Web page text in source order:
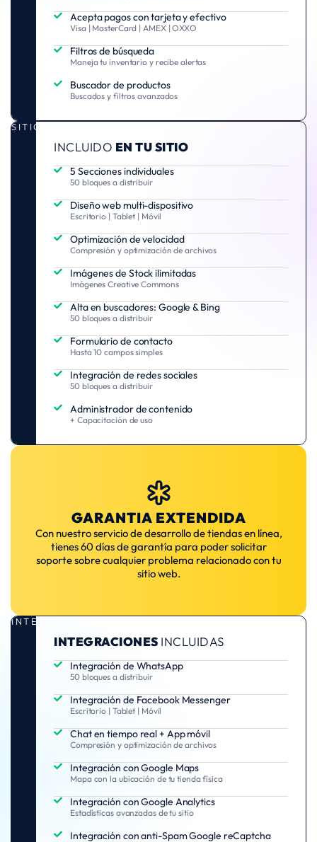
Acepta pagos con tarjeta y efectivo
Visa | MasterCard | AMEX | OXXO
Filtros de búsqueda
Maneja tu inventario y recibe alertas
Buscador de productos
Buscados y filtros avanzados
SITIO
INCLUIDO EN TU SITIO
5 Secciones individuales
50 bloques a distribuir
Diseño web multi-dispositivo
Escritorio | Tablet | Móvil
Optimización de velocidad
Compresión y optimización de archivos
Imágenes de Stock ilimitadas
Imágenes Creative Commons
Alta en buscadores: Google & Bing
50 bloques a distribuir
Formulario de contacto
Hasta 10 campos simples
Integración de redes sociales
50 bloques a distribuir
Administrador de contenido
+ Capacitación de uso
GARANTIA EXTENDIDA
Con nuestro servicio de desarrollo de tiendas en línea,
tienes 60 días de garantía para poder solicitar
soporte sobre cualquier problema relacionado con tu
sitio web.
INTEGRACIONES
INTEGRACIONES INCLUIDAS
Integración de WhatsApp
50 bloques a distribuir
Integración de Facebook Messenger
Escritorio | Tablet | Móvil
Chat en tiempo real + App móvil
Compresión y optimización de archivos
Integración con Google Maps
Mapa con la ubicación de tu tienda física
Integración con Google Analytics
Estadísticas avanzadas de tu sitio
Integración con anti-Spam Google reCaptcha